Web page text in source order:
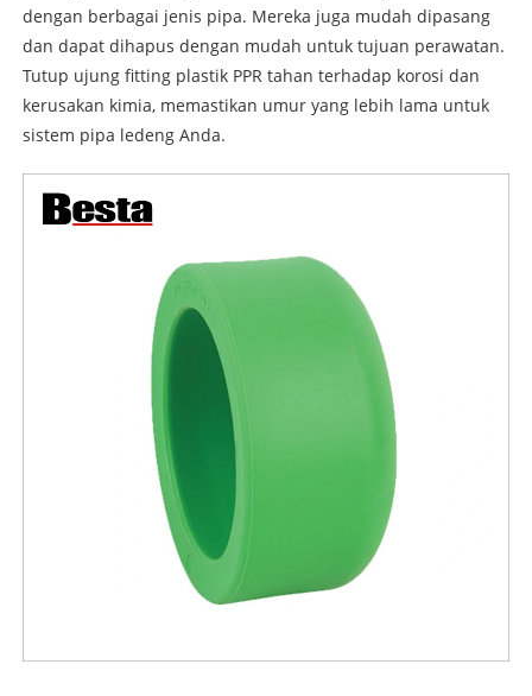
dengan berbagai jenis pipa. Mereka juga mudah dipasang
dan dapat dihapus dengan mudah untuk tujuan perawatan.
Tutup ujung fitting plastik PPR tahan terhadap korosi dan
kerusakan kimia, memastikan umur yang lebih lama untuk
sistem pipa ledeng Anda.